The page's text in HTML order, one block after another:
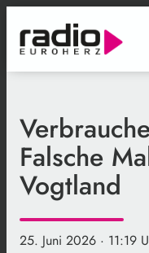
Falsche
Vogtland
25. Juni 2026 · 11:19